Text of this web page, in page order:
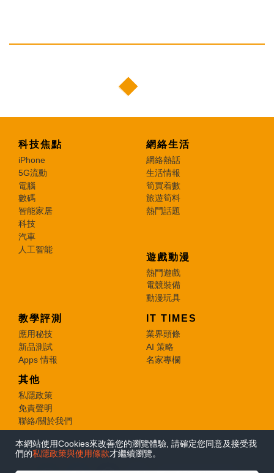
本網站使用Cookies來改善您的瀏覽體驗, 請確定您同意及接受我
們的私隱政策與使用條款才繼續瀏覽。
科技焦點
iPhone
5G流動
電腦
數碼
智能家居
科技
汽車
人工智能
網絡生活
網絡熱話
生活情報
筍買着數
旅遊筍料
熱門話題
遊戲動漫
熱門遊戲
電競裝備
動漫玩具
教學評測
應用秘技
新品測試
Apps 情報
IT TIMES
業界頭條
AI 策略
名家專欄
其他
私隱政策
免責聲明
聯絡/關於我們
© 2026 e-zone. All Rights Reserved.